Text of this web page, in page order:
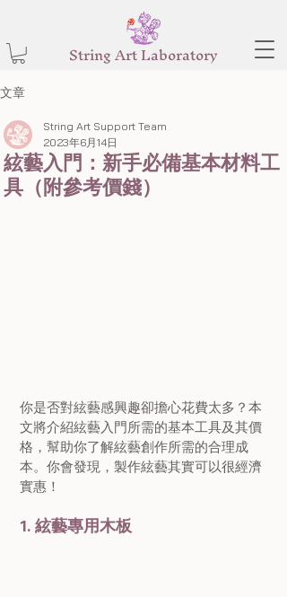
String Art Laboratory
文章
絃藝入門：新手必備基本材料工
具（附參考價錢）
String Art Support Team
2023年6月14日
你是否對絃藝感興趣卻擔心花費太多？本
文將介紹絃藝入門所需的基本工具及其價
格，幫助你了解絃藝創作所需的合理成
本。你會發現，製作絃藝其實可以很經濟
實惠！
1. 絃藝專用木板